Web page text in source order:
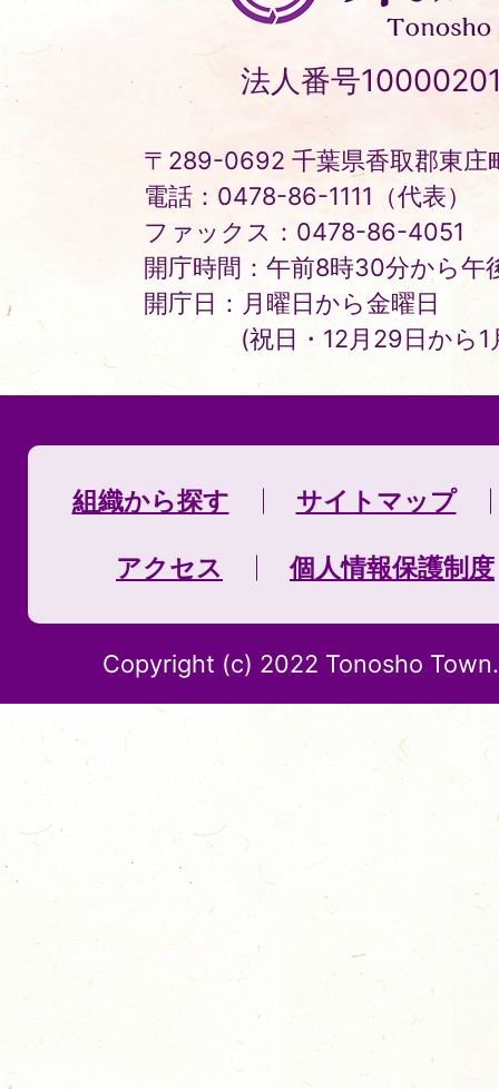
町
Tonosho
Town
法人番号
〒289-0692 千葉県香取郡東庄
電話：0478-86-1111（代表）
ファックス：0478-86-4051
開庁時間：午前8時30分から午
開庁日：月曜日から金曜日
(祝日・12月29日から
組織から探す サイトマップ
アクセス 個人情報保護制度
Copyright (c) 2022 Tonosho